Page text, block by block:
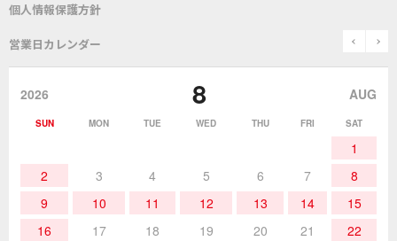
表面実装/SMT関連
作業環境／材料
取扱説明書
該非説明発行の申込み
グットのあゆみ
個人情報保護方針
営業日カレンダー prev
2026 8 AUG
SUN MON TUE WED THU FRI SAT
1
2
3 4 5 6 7
8
9
10 11 12 13 14
15
16
17 18 19 20 21
22